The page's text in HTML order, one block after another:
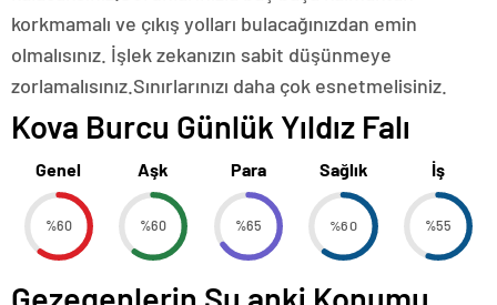
korkmamalı ve çıkış yolları bulacağınızdan emin
olmalısınız. İşlek zekanızın sabit düşünmeye
zorlamalısınız.Sınırlarınızı daha çok esnetmelisiniz.
Kova Burcu Günlük Yıldız Falı
Genel
%60
Aşk
%60
Para
%65
Sağlık
%60
İş
%55